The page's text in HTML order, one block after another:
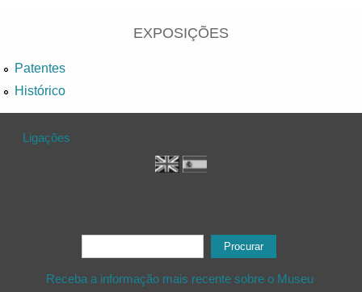
arte contemporânea da
EXPOSIÇÕES
Patentes
Histórico
Ligações
Formulário de procura
Receba a informação mais recente sobre o Museu